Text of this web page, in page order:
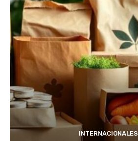
INTERNACIONALES